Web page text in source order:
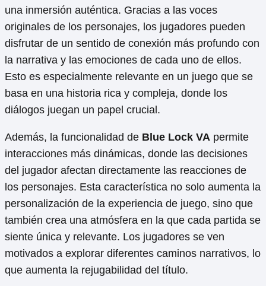
una inmersión auténtica. Gracias a las voces
originales de los personajes, los jugadores pueden
disfrutar de un sentido de conexión más profundo con
la narrativa y las emociones de cada uno de ellos.
Esto es especialmente relevante en un juego que se
basa en una historia rica y compleja, donde los
diálogos juegan un papel crucial.
Además, la funcionalidad de Blue Lock VA permite
interacciones más dinámicas, donde las decisiones
del jugador afectan directamente las reacciones de
los personajes. Esta característica no solo aumenta la
personalización de la experiencia de juego, sino que
también crea una atmósfera en la que cada partida se
siente única y relevante. Los jugadores se ven
motivados a explorar diferentes caminos narrativos, lo
que aumenta la rejugabilidad del título.